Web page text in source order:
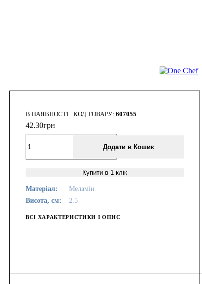
В НАЯВНОСТІ 607055
42.30грн
Додати в Кошик
Купити в 1 клік
Матеріал:
Меламін
Висота, см:
2.5
ВСІ ХАРАКТЕРИСТИКИ І ОПИС